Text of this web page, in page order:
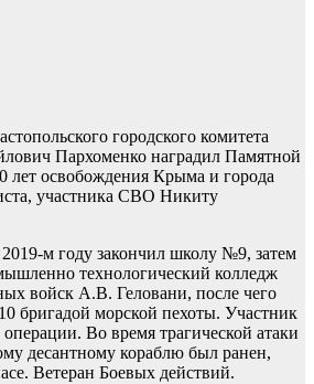
городского комитета
Пархоменко наградил Памятной
освобождения Крыма и города
участника СВО Никиту
м году закончил школу №9, затем
технологический колледж
войск А.В. Геловани, после чего
бригадой морской пехоты. Участник
Во время трагической атаки
десантному кораблю был ранен,
Ветеран Боевых действий.